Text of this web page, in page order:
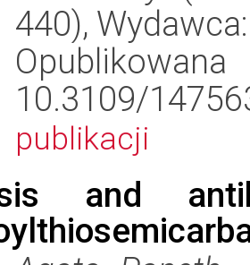
440),
Opublikowana
10.3109/
publikacji
and